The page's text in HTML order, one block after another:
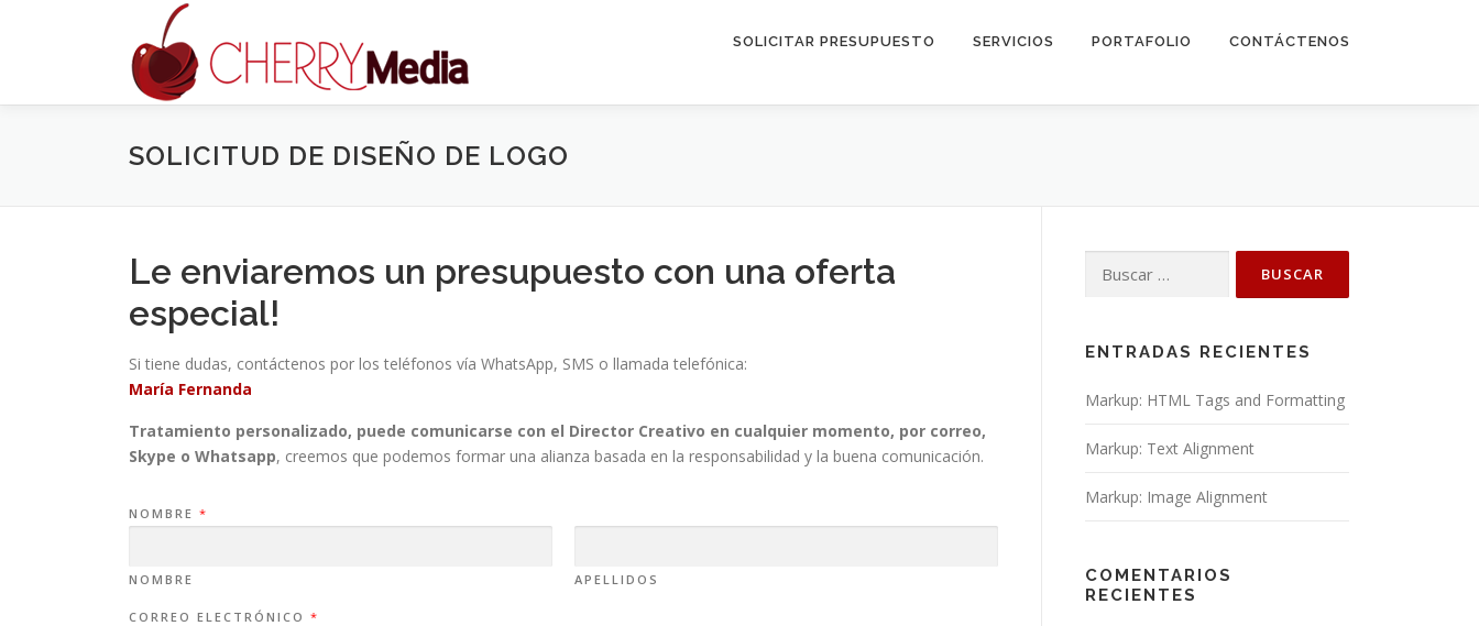
SOLICITAR PRESUPUESTO SERVICIOS PORTAFOLIO CONTÁCTENOS
SOLICITUD DE DISEÑO DE LOGO
Le enviaremos un presupuesto con una oferta
especial!
Si tiene dudas, contáctenos por los teléfonos vía WhatsApp, SMS o llamada telefónica:
María Fernanda
Tratamiento personalizado, puede comunicarse con el Director Creativo en cualquier momento, por correo,
Skype o Whatsapp, creemos que podemos formar una alianza basada en la responsabilidad y la buena comunicación.
NOMBRE *
NOMBRE APELLIDOS
CORREO ELECTRÓNICO *
ENTRADAS RECIENTES
Markup: HTML Tags and Formatting
Markup: Text Alignment
Markup: Image Alignment
COMENTARIOS
RECIENTES